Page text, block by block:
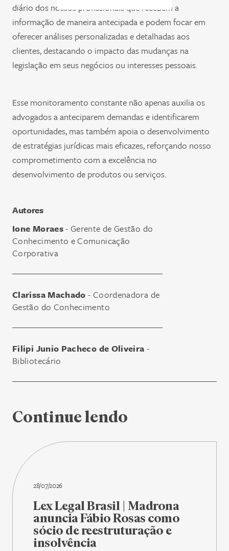
Autores
Ione Moraes- Gerente de Gestão do
Conhecimento e Comunicação
Corporativa
Clarissa Machado - Coordenadora de
Gestão do Conhecimento
Filipi Junio Pacheco de Oliveira -
Bibliotecário
diário dos nossos profissionais que recebem a
informação de maneira antecipada e podem focar em
oferecer análises personalizadas e detalhadas aos
clientes, destacando o impacto das mudanças na
legislação em seus negócios ou interesses pessoais.
Esse monitoramento constante não apenas auxilia os
advogados a anteciparem demandas e identificarem
oportunidades, mas também apoia o desenvolvimento
de estratégias jurídicas mais eficazes, reforçando nosso
comprometimento com a excelência no
desenvolvimento de produtos ou serviços.
Continue lendo
28/07/2026
Lex Legal Brasil | Madrona
anuncia Fábio Rosas como
sócio de reestruturação e
insolvência